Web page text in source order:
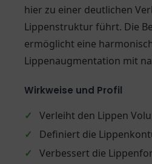
hier zu einer deutlichen
Lippenstruktur führt. Die
ermöglicht eine
Lippenaugmentation mit
Wirkweise und Profil
✓
Verleiht den Lippen
✓
Definiert die
✓
Verbessert die